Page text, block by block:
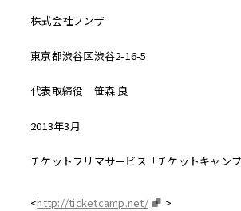
株式会社フンザ
東京都渋谷区渋谷2-16-5
代表取締役 笹森 良
2013年3月
チケットフリマサービス「チケットキャン
<http://ticketcamp.net/ >